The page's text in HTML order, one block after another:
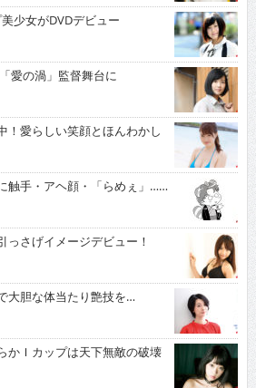
愛らしい笑顔とほんわかし
手・アヘ顔・「らめぇ」……
さげイメージデビュー！
胆な体当たり艶技を…
Ｉカップは天下無敵の破壊
ュエーション・ドラマに出演！苦境を乗...
稿された